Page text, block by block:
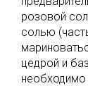
розовой
солью
цедрой и